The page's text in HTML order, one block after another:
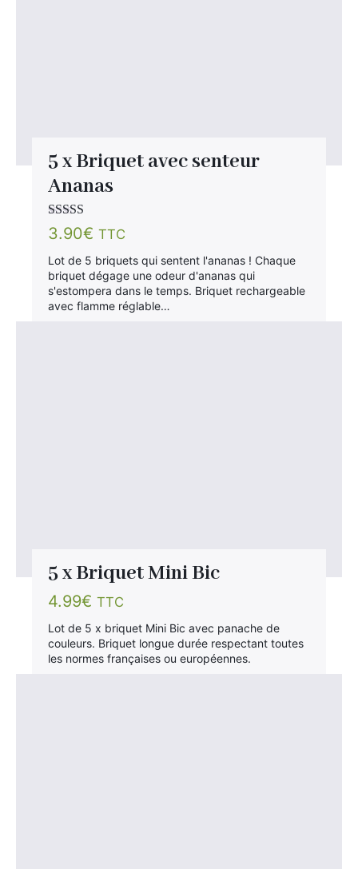
5 x Briquet avec senteur
Ananas
Note
3.00sur
5
3.90€ TTC
Lot de 5 briquets qui sentent l'ananas ! Chaque
briquet dégage une odeur d'ananas qui
s'estompera dans le temps. Briquet rechargeable
avec flamme réglable…
5 x Briquet Mini Bic
4.99€ TTC
Lot de 5 x briquet Mini Bic avec panache de
couleurs. Briquet longue durée respectant toutes
les normes françaises ou européennes.